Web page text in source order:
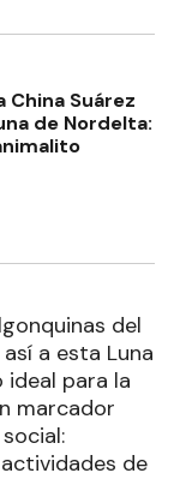
China Suárez
de Nordelta:
del
a esta Luna
para la
marcador
de